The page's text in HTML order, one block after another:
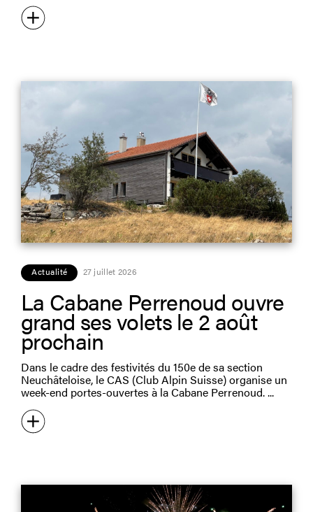
Actualité 27 juillet 2026
La Cabane Perrenoud ouvre
grand ses volets le 2 août
prochain
Dans le cadre des festivités du 150e de sa section
Neuchâteloise, le CAS (Club Alpin Suisse) organise un
week-end portes-ouvertes à la Cabane Perrenoud.